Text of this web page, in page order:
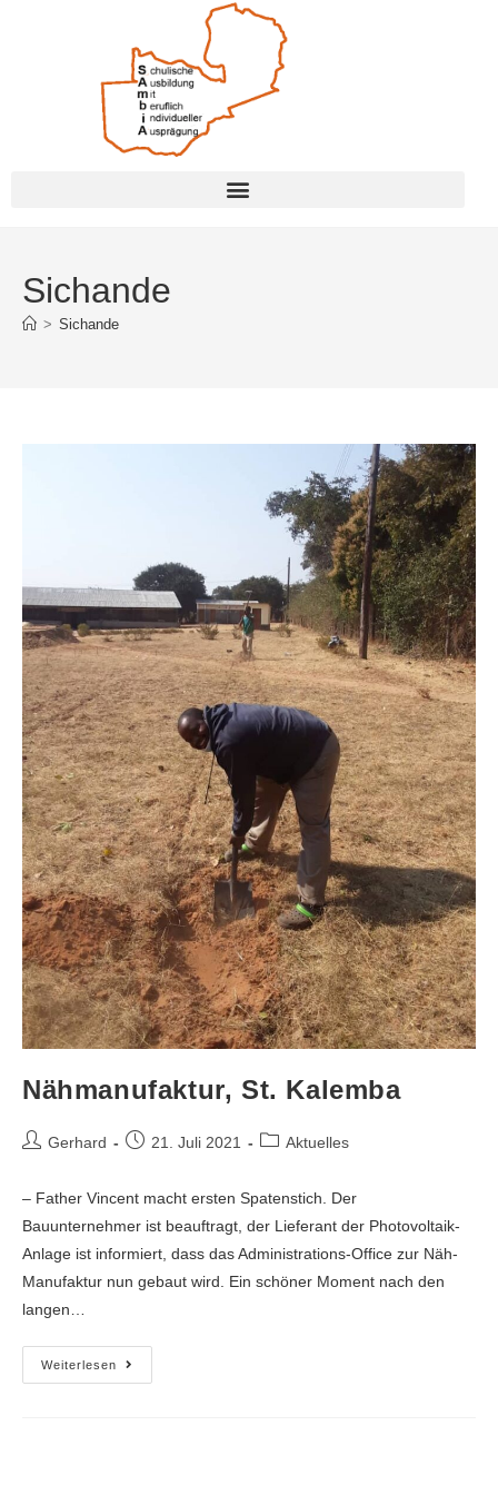
Sichande
> Sichande
Nähmanufaktur, St. Kalemba
Gerhard 21. Juli 2021 Aktuelles
– Father Vincent macht ersten Spatenstich. Der
Bauunternehmer ist beauftragt, der Lieferant der Photovoltaik-
Anlage ist informiert, dass das Administrations-Office zur Näh-
Manufaktur nun gebaut wird. Ein schöner Moment nach den
langen…
Weiterlesen